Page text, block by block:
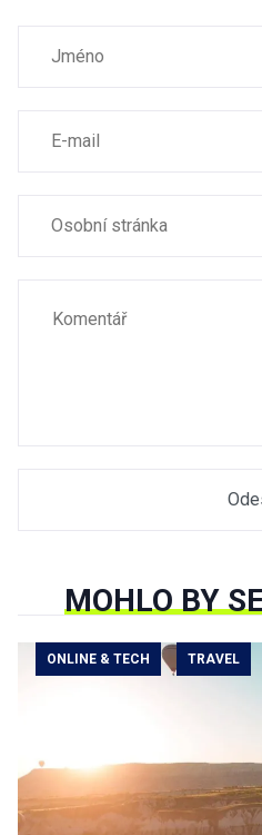
MOHLO BY
ONLINE & TECH TRAVEL